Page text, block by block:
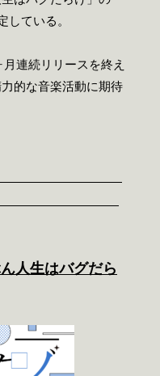
ている。
連続リリースを終え
的な音楽活動に期待
人生はバグだら